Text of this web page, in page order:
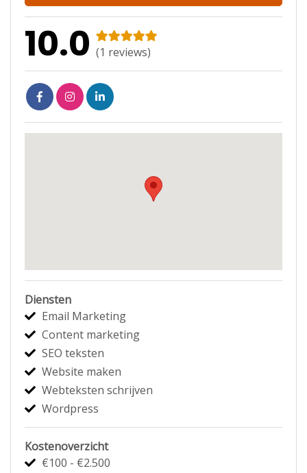
10.0 (1 reviews)
Diensten
Email Marketing
Content marketing
SEO teksten
Website maken
Webteksten schrijven
Wordpress
Kostenoverzicht
€100 - €2.500